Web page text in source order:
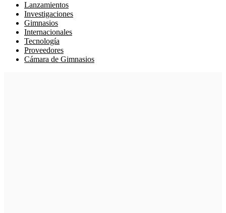
Lanzamientos
Investigaciones
Gimnasios
Internacionales
Tecnología
Proveedores
Cámara de Gimnasios